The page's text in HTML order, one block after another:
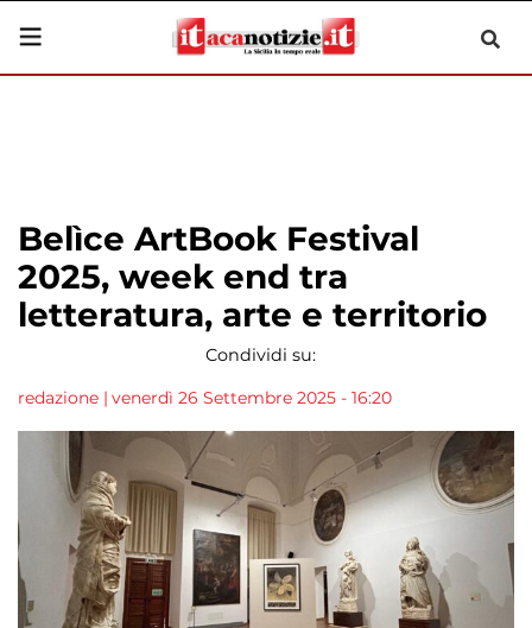
Belìce ArtBook Festival
2025, week end tra
letteratura, arte e territorio
Condividi su:
redazione | venerdì 26 Settembre 2025 - 16:20